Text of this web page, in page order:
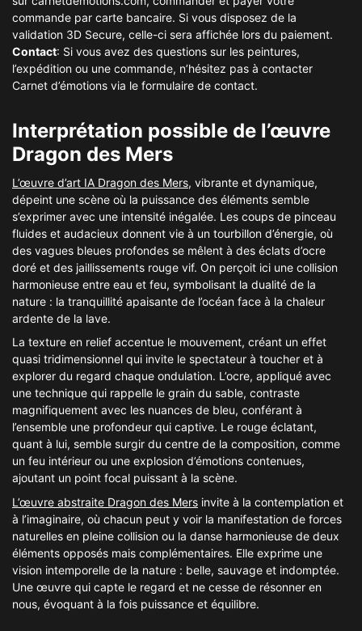
commande par carte bancaire. Si vous disposez de la
validation 3D Secure, celle-ci sera affichée lors du paiement.
Contact: Si vous avez des questions sur les peintures,
l’expédition ou une commande, n’hésitez pas à contacter
Carnet d’émotions via le formulaire de contact.
Interprétation possible de l’œuvre
Dragon des Mers
L’œuvre d’art IA Dragon des Mers, vibrante et dynamique,
dépeint une scène où la puissance des éléments semble
s’exprimer avec une intensité inégalée. Les coups de pinceau
fluides et audacieux donnent vie à un tourbillon d’énergie, où
des vagues bleues profondes se mêlent à des éclats d’ocre
doré et des jaillissements rouge vif. On perçoit ici une collision
harmonieuse entre eau et feu, symbolisant la dualité de la
nature : la tranquillité apaisante de l’océan face à la chaleur
ardente de la lave.
La texture en relief accentue le mouvement, créant un effet
quasi tridimensionnel qui invite le spectateur à toucher et à
explorer du regard chaque ondulation. L’ocre, appliqué avec
une technique qui rappelle le grain du sable, contraste
magnifiquement avec les nuances de bleu, conférant à
l’ensemble une profondeur qui captive. Le rouge éclatant,
quant à lui, semble surgir du centre de la composition, comme
un feu intérieur ou une explosion d’émotions contenues,
ajoutant un point focal puissant à la scène.
L’œuvre abstraite Dragon des Mers invite à la contemplation et
à l’imaginaire, où chacun peut y voir la manifestation de forces
naturelles en pleine collision ou la danse harmonieuse de deux
éléments opposés mais complémentaires. Elle exprime une
vision intemporelle de la nature : belle, sauvage et indomptée.
Une œuvre qui capte le regard et ne cesse de résonner en
nous, évoquant à la fois puissance et équilibre.